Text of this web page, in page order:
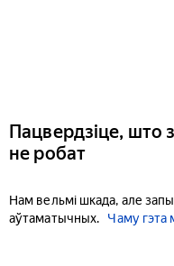
Пацвердзіце, што
не робат
Нам вельмі шкада, але
аўтаматычных.
Чаму гэта